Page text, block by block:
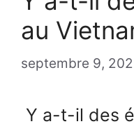
au
septembre 9,
Y a-t-il des